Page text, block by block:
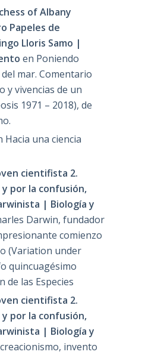
of Albany
Papeles de
Lloris Samo |
en Poniendo
mar. Comentario
y vivencias de un
1971 – 2018), de
Hacia una ciencia
cientifista 2.
por la confusión,
| Biología y
Darwin, fundador
comienzo
(Variation under
quincuagésimo
de las Especies
cientifista 2.
por la confusión,
| Biología y
invento